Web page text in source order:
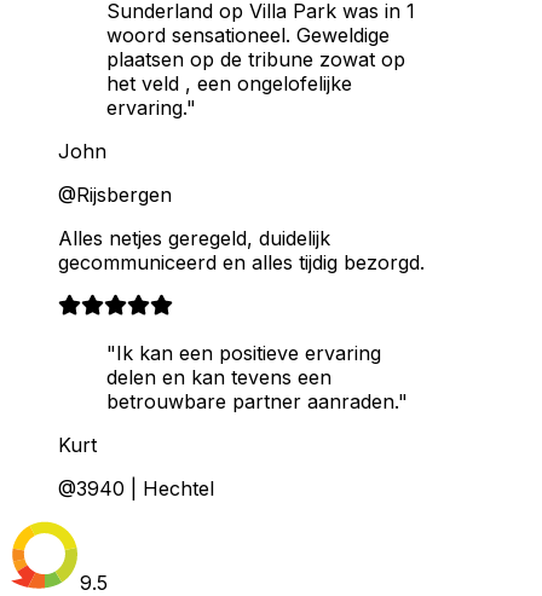
Sunderland op Villa Park was in 1
woord sensationeel. Geweldige
plaatsen op de tribune zowat op
het veld , een ongelofelijke
ervaring."
John
@Rijsbergen
Alles netjes geregeld, duidelijk
gecommuniceerd en alles tijdig bezorgd.
"Ik kan een positieve ervaring
delen en kan tevens een
betrouwbare partner aanraden."
Kurt
@3940 | Hechtel
9.5